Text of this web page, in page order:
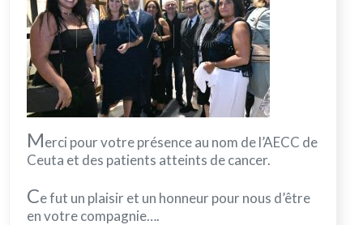
Merci pour votre présence au nom de l’AECC de
Ceuta et des patients atteints de cancer.
Ce fut un plaisir et un honneur pour nous d’être
en votre compagnie….